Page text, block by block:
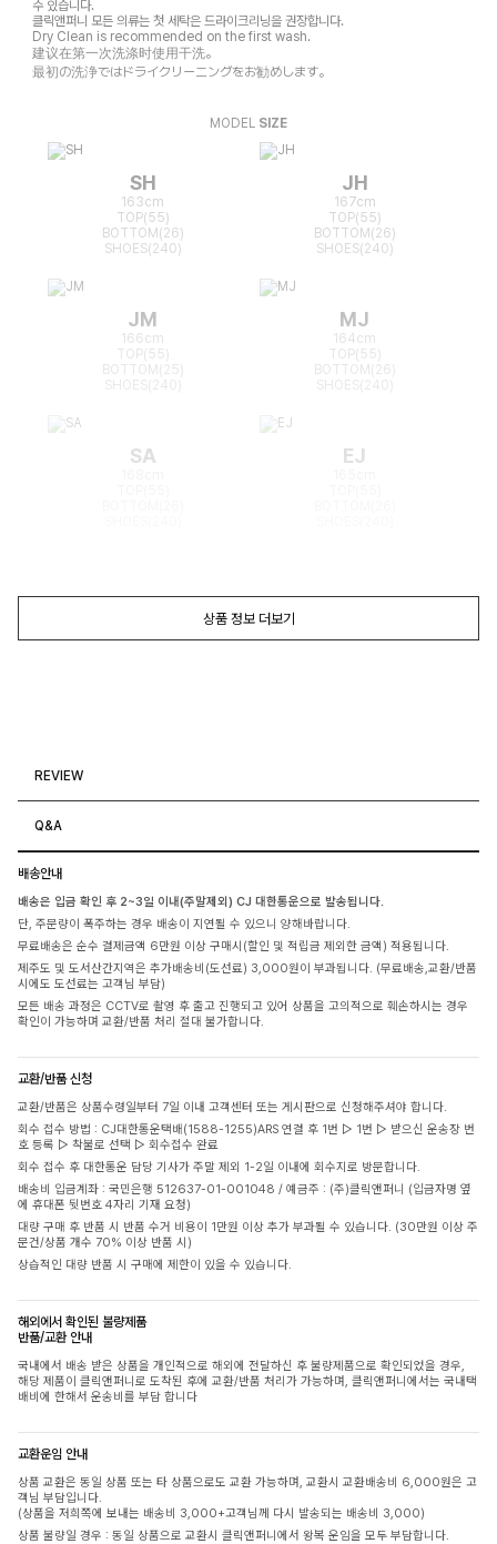
수 있습니다.
클릭앤퍼니 모든 의류는 첫 세탁은 드라이크리닝을 권장합니다.
Dry Clean is recommended on the first wash.
建议在第一次洗涤时使用干洗。
最初の洗浄ではドライクリーニングをお勧めします。
MODEL SIZE
SH
163cm
TOP(55)
BOTTOM(26)
SHOES(240)
JH
167cm
TOP(55)
BOTTOM(26)
SHOES(240)
JM
166cm
TOP(55)
BOTTOM(25)
MJ
164cm
TOP(55)
BOTTOM(26)
SA EJ
상품 정보 더보기
REVIEW
Q&A
배송안내
배송은 입금 확인 후 2~3일 이내(주말제외) CJ 대한통운으로 발송됩니다.
단, 주문량이 폭주하는 경우 배송이 지연될 수 있으니 양해바랍니다.
무료배송은 순수 결제금액 6만원 이상 구매시(할인 및 적립금 제외한 금액) 적용됩니다.
제주도 및 도서산간지역은 추가배송비(도선료) 3,000원이 부과됩니다. (무료배송,교환/반품
시에도 도선료는 고객님 부담)
모든 배송 과정은 CCTV로 촬영 후 출고 진행되고 있어 상품을 고의적으로 훼손하시는 경우
확인이 가능하며 교환/반품 처리 절대 불가합니다.
교환/반품 신청
교환/반품은 상품수령일부터 7일 이내 고객센터 또는 게시판으로 신청해주셔야 합니다.
회수 접수 방법 : CJ대한통운택배(1588-1255)ARS 연결 후 1번 ▷ 1번 ▷ 받으신 운송장 번
호 등록 ▷ 착불로 선택 ▷ 회수접수 완료
회수 접수 후 대한통운 담당 기사가 주말 제외 1-2일 이내에 회수지로 방문합니다.
배송비 입금계좌 : 국민은행 512637-01-001048 / 예금주 : (주)클릭앤퍼니 (입금자명 옆
에 휴대폰 뒷번호 4자리 기재 요청)
대량 구매 후 반품 시 반품 수거 비용이 1만원 이상 추가 부과될 수 있습니다. (30만원 이상 주
문건/상품 개수 70% 이상 반품 시)
상습적인 대량 반품 시 구매에 제한이 있을 수 있습니다.
해외에서 확인된 불량제품
반품/교환 안내
국내에서 배송 받은 상품을 개인적으로 해외에 전달하신 후 불량제품으로 확인되었을 경우,
해당 제품이 클릭앤퍼니로 도착된 후에 교환/반품 처리가 가능하며, 클릭앤퍼니에서는 국내택
배비에 한해서 운송비를 부담 합니다
교환운임 안내
상품 교환은 동일 상품 또는 타 상품으로도 교환 가능하며, 교환시 교환배송비 6,000원은 고
객님 부담입니다.
(상품을 저희쪽에 보내는 배송비 3,000+고객님께 다시 발송되는 배송비 3,000)
상품 불량일 경우 : 동일 상품으로 교환시 클릭앤퍼니에서 왕복 운임을 모두 부담합니다.